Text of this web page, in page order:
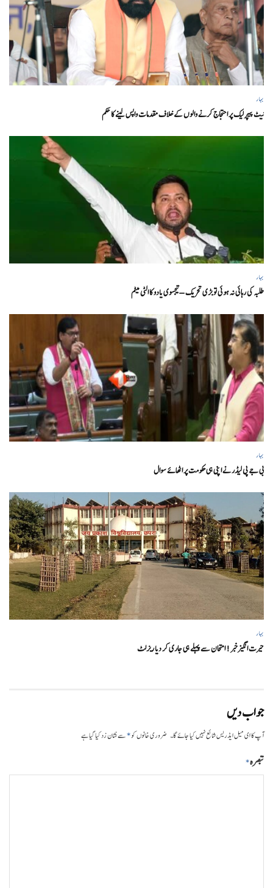
بہار
نیٹ پیپر لیک پر احتجاج کرنے والوں کے خلاف مقدمات واپس لینے کا حکم
بہار
طلبہ کی رہائی نہ ہوئی تو بڑی تحریک – تیجسوی یادو کا الٹی میٹم
بہار
بی جے پی لیڈر نے اپنی ہی حکومت پر اٹھائے سوال
بہار
حیرت انگیزخبر ! امتحان سے پہلے ہی جاری کر دیا ریزلٹ
جواب دیں
آپ کا ای میل ایڈریس شائع نہیں کیا جائے گا۔ ضروری خانوں کو*سے نشان زد کیا گیا ہے
تبصرہ*